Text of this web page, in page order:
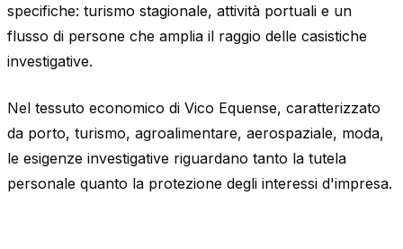
specifiche: turismo stagionale, attività portuali e un
flusso di persone che amplia il raggio delle casistiche
investigative.
Nel tessuto economico di Vico Equense, caratterizzato
da porto, turismo, agroalimentare, aerospaziale, moda,
le esigenze investigative riguardano tanto la tutela
personale quanto la protezione degli interessi d'impresa.